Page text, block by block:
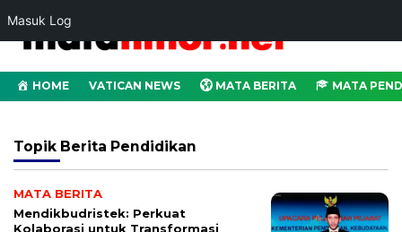
Masuk Log
HOME VATICAN NEWS MATA BERITA MATA
Topik Berita Pendidikan
MATA BERITA
Mendikbudristek: Perkuat
Kolaborasi untuk Transformasi